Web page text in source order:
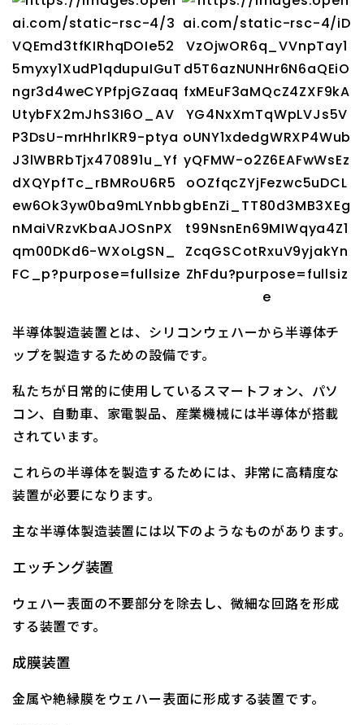
半導体製造装置とは、シリコンウェハーから半導体チ
ップを製造するための設備です。
私たちが日常的に使用しているスマートフォン、パソ
コン、自動車、家電製品、産業機械には半導体が搭載
されています。
これらの半導体を製造するためには、非常に高精度な
装置が必要になります。
主な半導体製造装置には以下のようなものがあります。
エッチング装置
ウェハー表面の不要部分を除去し、微細な回路を形成
する装置です。
成膜装置
金属や絶縁膜をウェハー表面に形成する装置です。